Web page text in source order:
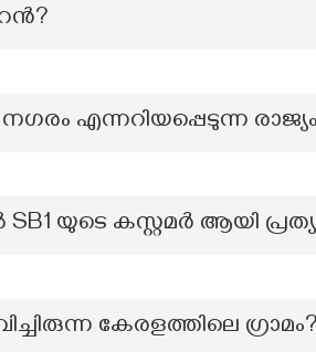
എന്നറിയപ്പെടുന്ന
യുടെ കസ്റ്റമർ ആയി
കേരളത്തിലെ ഗ്രാമം?